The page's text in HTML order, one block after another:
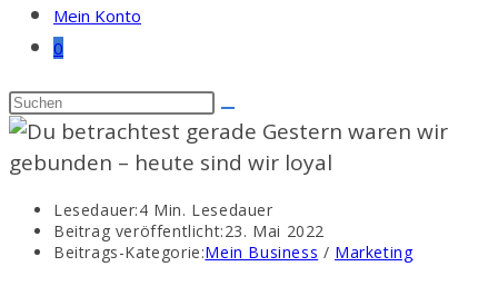
Mein Konto
0
Lesedauer:4 Min. Lesedauer
Beitrag veröffentlicht:23. Mai 2022
Beitrags-Kategorie:Mein Business / Marketing